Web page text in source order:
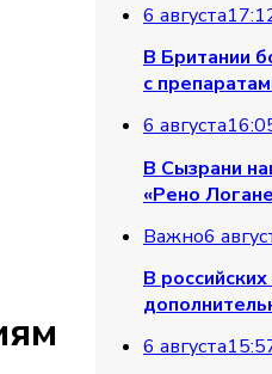
6 августа
В Британии
с
6 августа
В Сызрани
«Рено
Важно6
В
6 августа
женщин в